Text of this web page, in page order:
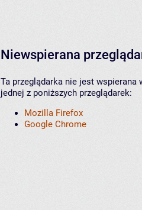
Niewspierana
Ta przeglądarka nie jest wspierana
jednej z poniższych przeglądarek:
Mozilla Firefox
Google Chrome